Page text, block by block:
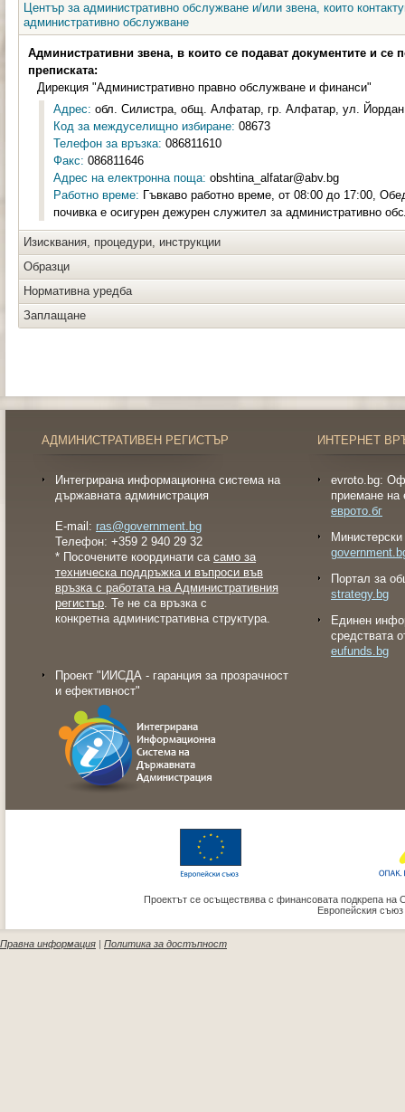
Център за административно обслужване и/или звена, които
административно обслужване
Административни звена, в които се подават документите и се
преписката:
Дирекция "Административно правно обслужване и финанси"
Адрес: обл. Силистра, общ. Алфатар, гр. Алфатар, ул. Йордан
Код за междуселищно избиране: 08673
Телефон за връзка: 086811610
Факс: 086811646
Адрес на електронна поща: obshtina_alfatar@abv.bg
Работно време: Гъвкаво работно време, от 08:00 до 17:00,
почивка е осигурен дежурен служител за административно
Изисквания, процедури, инструкции
Образци
Нормативна уредба
Заплащане
АДМИНИСТРАТИВЕН РЕГИСТЪР
Интегрирана информационна система на
държавната администрация
E-mail: ras@government.bg
Телефон: +359 2 940 29 32
* Посочените координати са само за
техническа поддръжка и въпроси във
връзка с работата на Административния
регистър. Те не са връзка с
конкретна административна структура.
Проект "ИИСДА - гаранция за прозрачност
и ефективност"
ИНТЕРНЕТ
evroto.bg:
приемане на
еврото.бг
Портал за
strategy.bg
Eдинен
средствата
eufunds.bg
Проектът се осъществява с финансовата подкрепа на
Европейския
Правна информация | Политика за достъпност